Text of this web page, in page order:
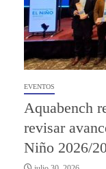
EVENTOS
Aquabench
revisar
Niño 2026/